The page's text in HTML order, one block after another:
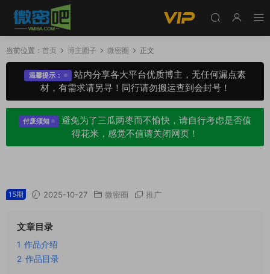
当前位置： 首页 博主圈子 微密圈 正文
温馨提示：
站内分享各大平台优质博主，无任何漏点素
材，有需求请另寻！同行请勿搬运查到会封号！
付废须知
避免为了三瓜两枣而不愉快，请自行考虑是否值
得花米，感觉不值请关闭网页！
15期 2025-10-27 微密圈 推广
文章目录
1 作品介绍
2 作品目录